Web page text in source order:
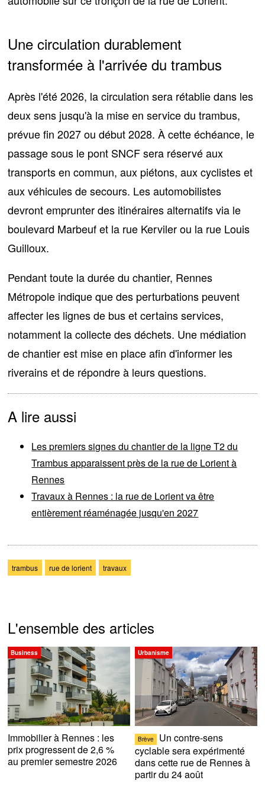
Une circulation durablement
transformée à l'arrivée du trambus
Après l'été 2026, la circulation sera rétablie dans les
deux sens jusqu'à la mise en service du trambus,
prévue fin 2027 ou début 2028. À cette échéance, le
passage sous le pont SNCF sera réservé aux
transports en commun, aux piétons, aux cyclistes et
aux véhicules de secours. Les automobilistes
devront emprunter des itinéraires alternatifs via le
boulevard Marbeuf et la rue Kerviler ou la rue Louis
Guilloux.
Pendant toute la durée du chantier, Rennes
Métropole indique que des perturbations peuvent
affecter les lignes de bus et certains services,
notamment la collecte des déchets. Une médiation
de chantier est mise en place afin d'informer les
riverains et de répondre à leurs questions.
A lire aussi
Les premiers signes du chantier de la ligne T2 du
Trambus apparaissent près de la rue de Lorient à
Rennes
Travaux à Rennes : la rue de Lorient va être
entièrement réaménagée jusqu'en 2027
trambus rue de lorient travaux
L'ensemble des articles
Business
Immobilier à Rennes : les
prix progressent de 2,6 %
au premier semestre 2026
Urbanisme
Brève
Un contre-sens
cyclable sera expérimenté
dans cette rue de Rennes à
partir du 24 août